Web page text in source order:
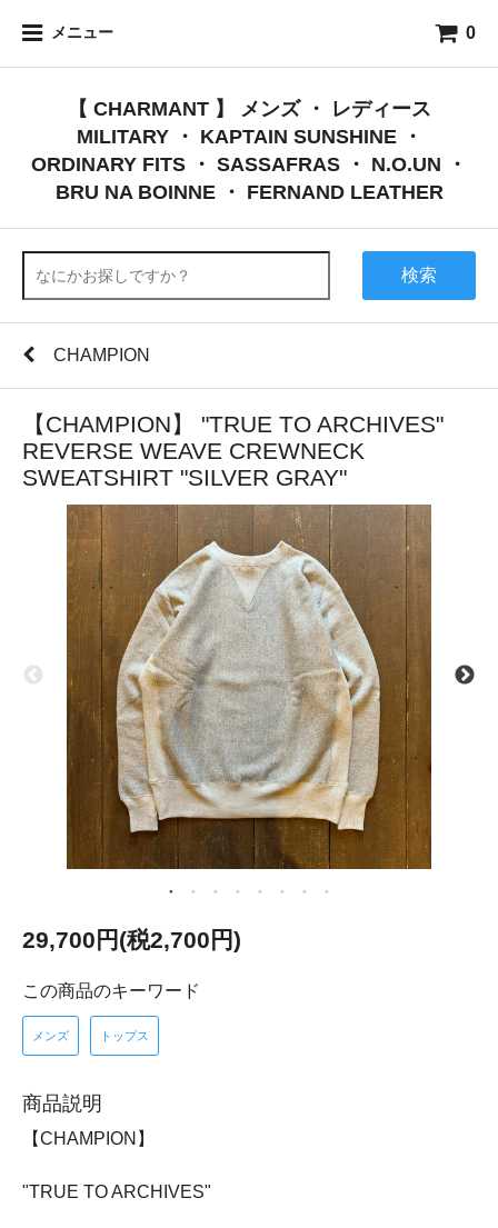
メニュー 0
【 CHARMANT 】 メンズ ・ レディース
MILITARY ・ KAPTAIN SUNSHINE ・
ORDINARY FITS ・ SASSAFRAS ・ N.O.UN ・
BRU NA BOINNE ・ FERNAND LEATHER
検索
CHAMPION
【CHAMPION】 "TRUE TO ARCHIVES"
REVERSE WEAVE CREWNECK
SWEATSHIRT "SILVER GRAY"
29,700円(税2,700円)
この商品のキーワード
メンズ トップス
商品説明
【CHAMPION】
"TRUE TO ARCHIVES"